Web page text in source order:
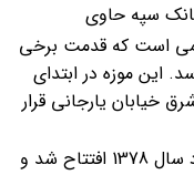
سپه حاوی
است که قدمت برخی
سال می‌رسد. این موزه در ابتدای
خیابان یارجانی قرار
در خرداد سال 1378 افتتاح شد و